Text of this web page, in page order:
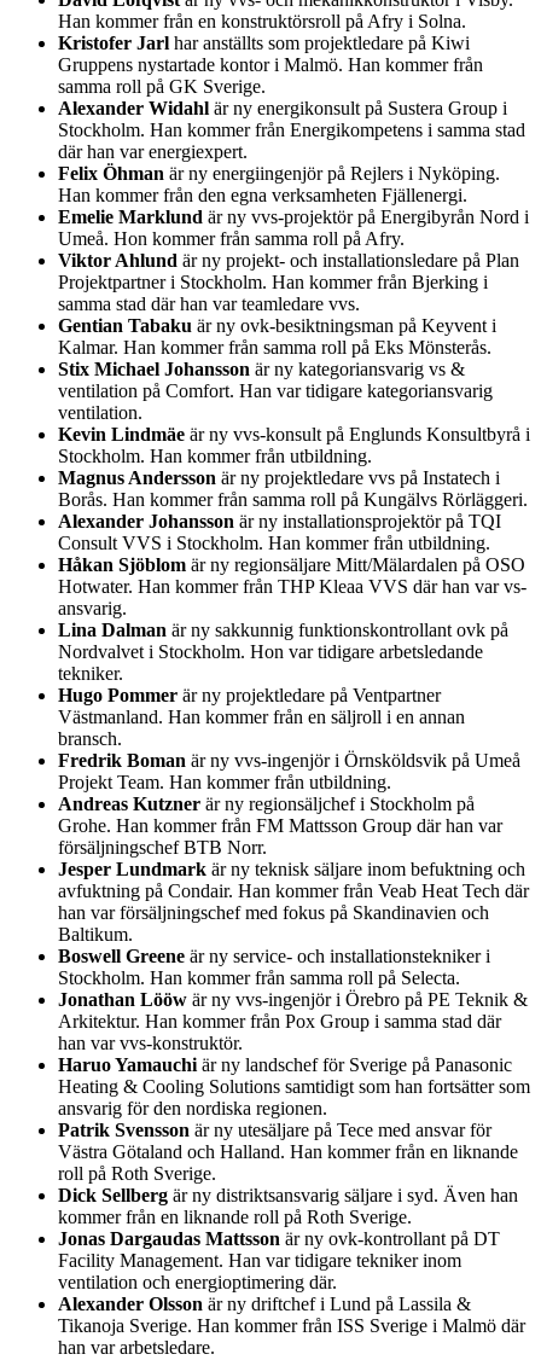
Han kommer från en konstruktörsroll på Afry i Solna.
Kristofer Jarl har anställts som projektledare på Kiwi
Gruppens nystartade kontor i Malmö. Han kommer från
samma roll på GK Sverige.
Alexander Widahl är ny energikonsult på Sustera Group i
Stockholm. Han kommer från Energikompetens i samma stad
där han var energiexpert.
Felix Öhman är ny energiingenjör på Rejlers i Nyköping.
Han kommer från den egna verksamheten Fjällenergi.
Emelie Marklund är ny vvs-projektör på Energibyrån Nord i
Umeå. Hon kommer från samma roll på Afry.
Viktor Ahlund är ny projekt- och installationsledare på Plan
Projektpartner i Stockholm. Han kommer från Bjerking i
samma stad där han var teamledare vvs.
Gentian Tabaku är ny ovk-besiktningsman på Keyvent i
Kalmar. Han kommer från samma roll på Eks Mönsterås.
Stix Michael Johansson är ny kategoriansvarig vs &
ventilation på Comfort. Han var tidigare kategoriansvarig
ventilation.
Kevin Lindmäe är ny vvs-konsult på Englunds Konsultbyrå i
Stockholm. Han kommer från utbildning.
Magnus Andersson är ny projektledare vvs på Instatech i
Borås. Han kommer från samma roll på Kungälvs Rörläggeri.
Alexander Johansson är ny installationsprojektör på TQI
Consult VVS i Stockholm. Han kommer från utbildning.
Håkan Sjöblom är ny regionsäljare Mitt/Mälardalen på OSO
Hotwater. Han kommer från THP Kleaa VVS där han var vs-
ansvarig.
Lina Dalman är ny sakkunnig funktionskontrollant ovk på
Nordvalvet i Stockholm. Hon var tidigare arbetsledande
tekniker.
Hugo Pommer är ny projektledare på Ventpartner
Västmanland. Han kommer från en säljroll i en annan
bransch.
Fredrik Boman är ny vvs-ingenjör i Örnsköldsvik på Umeå
Projekt Team. Han kommer från utbildning.
Andreas Kutzner är ny regionsäljchef i Stockholm på
Grohe. Han kommer från FM Mattsson Group där han var
försäljningschef BTB Norr.
Jesper Lundmark är ny teknisk säljare inom befuktning och
avfuktning på Condair. Han kommer från Veab Heat Tech där
han var försäljningschef med fokus på Skandinavien och
Baltikum.
Boswell Greene är ny service- och installationstekniker i
Stockholm. Han kommer från samma roll på Selecta.
Jonathan Lööw är ny vvs-ingenjör i Örebro på PE Teknik &
Arkitektur. Han kommer från Pox Group i samma stad där
han var vvs-konstruktör.
Haruo Yamauchiär ny landschef för Sverige på Panasonic
Heating & Cooling Solutions samtidigt som han fortsätter som
ansvarig för den nordiska regionen.
Patrik Svensson är ny utesäljare på Tece med ansvar för
Västra Götaland och Halland. Han kommer från en liknande
roll på Roth Sverige.
Dick Sellberg är ny distriktsansvarig säljare i syd. Även han
kommer från en liknande roll på Roth Sverige.
Jonas Dargaudas Mattsson är ny ovk-kontrollant på DT
Facility Management. Han var tidigare tekniker inom
ventilation och energioptimering där.
Alexander Olsson är ny driftchef i Lund på Lassila &
Tikanoja Sverige. Han kommer från ISS Sverige i Malmö där
han var arbetsledare.